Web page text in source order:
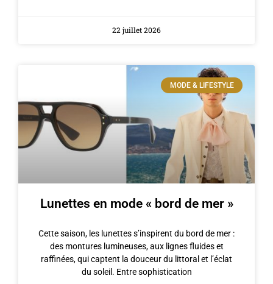
22 juillet 2026
MODE & LIFESTYLE
Lunettes en mode « bord de mer »
Cette saison, les lunettes s’inspirent du bord de mer :
des montures lumineuses, aux lignes fluides et
raffinées, qui captent la douceur du littoral et l’éclat
du soleil. Entre sophistication